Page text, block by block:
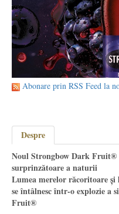
Abonare prin RSS Feed la
Despre
Noul Strongbow Dark Fruit®
surprinzătoare a naturii
Lumea merelor răcoritoare și
se întâlnesc într-o explozie
Fruit®